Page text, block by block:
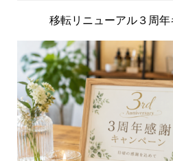
移転リニューアル３周年